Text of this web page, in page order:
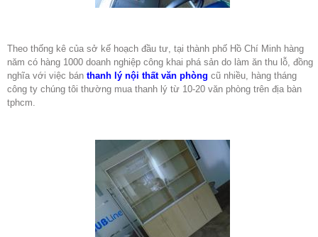
Theo thống kê của sở kế hoạch đầu tư, tại thành phố Hồ Chí Minh hàng
năm có hàng 1000 doanh nghiệp công khai phá sản do làm ăn thu lỗ, đồng
nghĩa với việc bán thanh lý nội thất văn phòng cũ nhiều, hàng tháng
công ty chúng tôi thường mua thanh lý từ 10-20 văn phòng trên địa bàn
tphcm.